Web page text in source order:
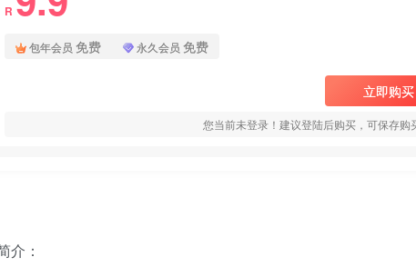
R
包年会员 免费 永久会员 免费
立即购买
您当前未登录！建议登陆后购买，可保存购
介：